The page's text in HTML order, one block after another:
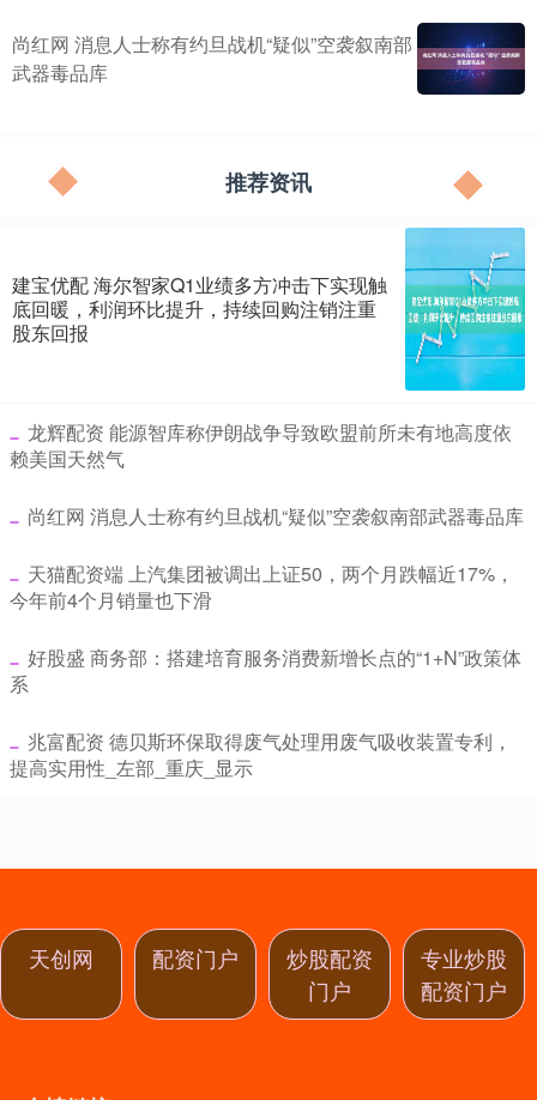
尚红网 消息人士称有约旦战机“疑似”空袭叙南部
武器毒品库
推荐资讯
建宝优配 海尔智家Q1业绩多方冲击下实现触
底回暖，利润环比提升，持续回购注销注重
股东回报
​龙辉配资 能源智库称伊朗战争导致欧盟前所未有地高度依
赖美国天然气
​尚红网 消息人士称有约旦战机“疑似”空袭叙南部武器毒品库
​天猫配资端 上汽集团被调出上证50，两个月跌幅近17%，
今年前4个月销量也下滑
​好股盛 商务部：搭建培育服务消费新增长点的“1+N”政策体
系
​兆富配资 德贝斯环保取得废气处理用废气吸收装置专利，
提高实用性_左部_重庆_显示
天创网 配资门户
炒股配资
门户
专业炒股
配资门户